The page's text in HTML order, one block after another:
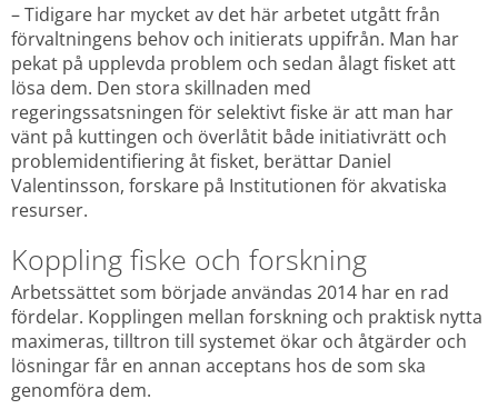
– Tidigare har mycket av det här arbetet utgått från
förvaltningens behov och initierats uppifrån. Man har
pekat på upplevda problem och sedan ålagt fisket att
lösa dem. Den stora skillnaden med
regeringssatsningen för selektivt fiske är att man har
vänt på kuttingen och överlåtit både initiativrätt och
problemidentifiering åt fisket, berättar Daniel
Valentinsson, forskare på Institutionen för akvatiska
resurser.
Koppling fiske och forskning
Arbetssättet som började användas 2014 har en rad
fördelar. Kopplingen mellan forskning och praktisk nytta
maximeras, tilltron till systemet ökar och åtgärder och
lösningar får en annan acceptans hos de som ska
genomföra dem.